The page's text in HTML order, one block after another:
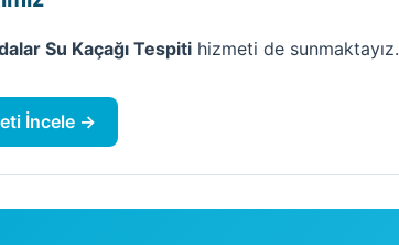
Su Kaçağı Tespiti hizmeti de sunmaktayız.
İncele →